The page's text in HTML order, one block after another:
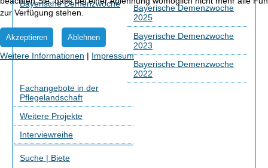
Bayerische Demenzwoche
Bayerische Demenzwoche
2025
Bayerische Demenzwoche
2023
Bayerische Demenzwoche
2022
Fachangebote in der
Pflegelandschaft
Weitere Projekte
Interviewreihe
Suche | Biete
zur Verfügung stehen.
Akzeptieren Ablehnen
Weitere Informationen | Impressum